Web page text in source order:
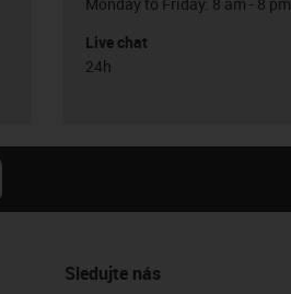
Live chat
24h
Sledujte nás